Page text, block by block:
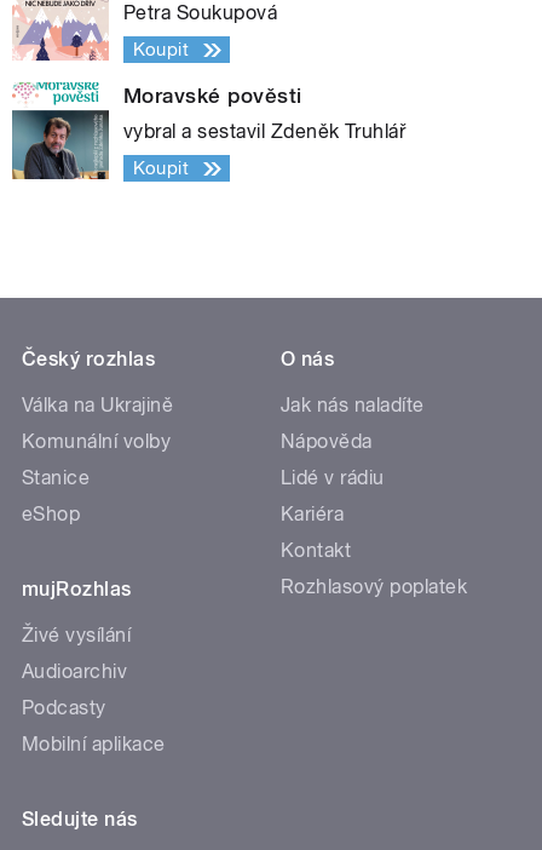
Petra Soukupová
Koupit
Moravské pověsti
vybral a sestavil Zdeněk Truhlář
Koupit
Český rozhlas
Válka na Ukrajině
Komunální volby
Stanice
eShop
mujRozhlas
Živé vysílání
Audioarchiv
Podcasty
Mobilní aplikace
O nás
Jak nás naladíte
Nápověda
Lidé v rádiu
Kariéra
Kontakt
Rozhlasový poplatek
Sledujte nás